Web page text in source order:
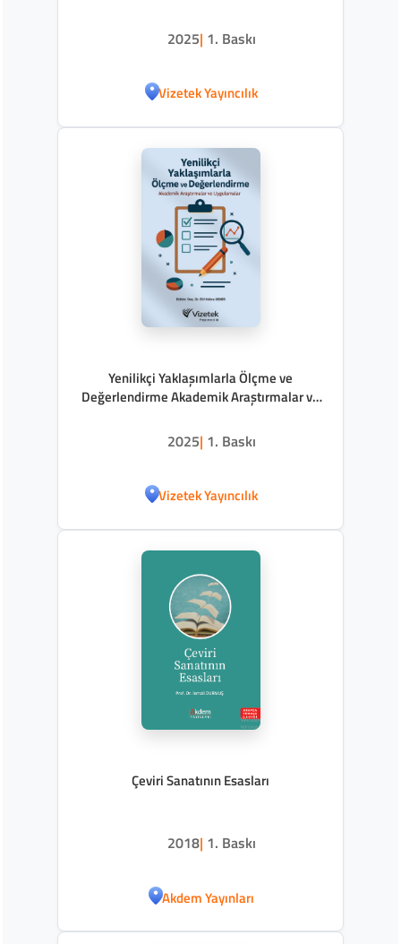
2025| 1. Baskı
Vizetek Yayıncılık
Yenilikçi Yaklaşımlarla Ölçme ve
Değerlendirme Akademik Araştırmalar ve
2025| 1. Baskı
Vizetek Yayıncılık
Çeviri Sanatının Esasları
2018| 1. Baskı
Akdem Yayınları